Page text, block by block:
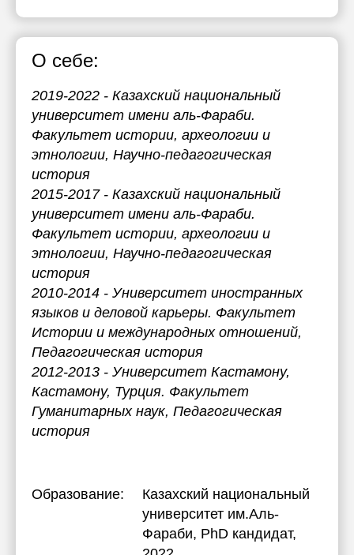
О себе:
2019-2022 - Казахский национальный
университет имени аль-Фараби.
Факультет истории, археологии и
этнологии, Научно-педагогическая
история
2015-2017 - Казахский национальный
университет имени аль-Фараби.
Факультет истории, археологии и
этнологии, Научно-педагогическая
история
2010-2014 - Университет иностранных
языков и деловой карьеры. Факультет
Истории и международных отношений,
Педагогическая история
2012-2013 - Университет Кастамону,
Кастамону, Турция. Факультет
Гуманитарных наук, Педагогическая
история
Образование:
Казахский национальный
университет им.Аль-
Фараби, PhD кандидат,